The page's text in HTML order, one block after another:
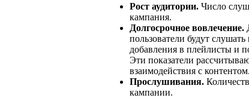
Рост аудитории. Число
кампания.
Долгосрочное вовлечение.
пользователи будут
добавления в плейлисты и
Эти показатели
взаимодействия с контентом.
Прослушивания.
кампании.